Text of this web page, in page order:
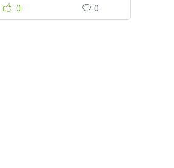
0 0